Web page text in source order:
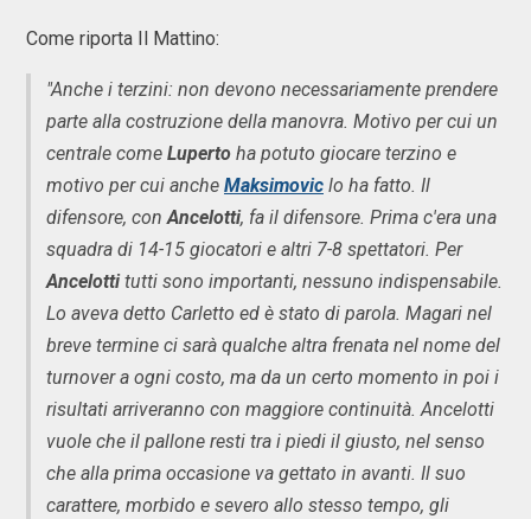
Come riporta Il Mattino:
"Anche i terzini: non devono necessariamente prendere
parte alla costruzione della manovra. Motivo per cui un
centrale come Luperto ha potuto giocare terzino e
motivo per cui anche Maksimovic lo ha fatto. Il
difensore, conAncelotti, fa il difensore. Prima c'era una
squadra di 14-15 giocatori e altri 7-8 spettatori. Per
Ancelottitutti sono importanti, nessuno indispensabile.
Lo aveva detto Carletto ed è stato di parola. Magari nel
breve termine ci sarà qualche altra frenata nel nome del
turnover a ogni costo, ma da un certo momento in poi i
risultati arriveranno con maggiore continuità. Ancelotti
vuole che il pallone resti tra i piedi il giusto, nel senso
che alla prima occasione va gettato in avanti. Il suo
carattere, morbido e severo allo stesso tempo, gli